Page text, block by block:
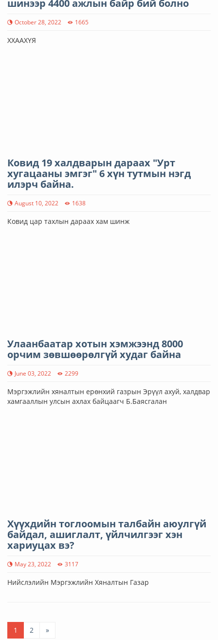
шинээр 4400 ажлын байр бий болно
October 28, 2022 1665
ХХААХҮЯ
Ковид 19 халдварын дараах "Урт
хугацааны эмгэг" 6 хүн тутмын нэгд
илэрч байна.
August 10, 2022 1638
Ковид цар тахлын дараах хам шинж
Улаанбаатар хотын хэмжээнд 8000
орчим зөвшөөрөлгүй худаг байна
June 03, 2022 2299
Мэргэжлийн хяналтын ерөнхий газрын Эрүүл ахуй, халдвар
хамгааллын улсын ахлах байцаагч Б.Баясгалан
Хүүхдийн тоглоомын талбайн аюулгүй
байдал, ашиглалт, үйлчилгээг хэн
хариуцах вэ?
May 23, 2022 3117
Нийслэлийн Мэргэжлийн Хяналтын Газар
1 2 »